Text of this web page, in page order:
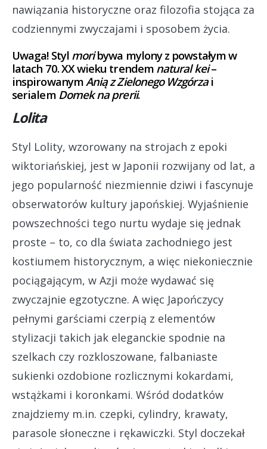
nawiązania historyczne oraz filozofia stojąca za
codziennymi zwyczajami i sposobem życia.
Uwaga! Styl moribywa mylony z powstałym w
latach 70. XX wieku trendem natural kei–
inspirowanymAnią z Zielonego Wzgórzai
serialem Domek na prerii.
Lolita
Styl Lolity, wzorowany na strojach z epoki
wiktoriańskiej, jest w Japonii rozwijany od lat, a
jego popularność niezmiennie dziwi i fascynuje
obserwatorów kultury japońskiej. Wyjaśnienie
powszechności tego nurtu wydaje się jednak
proste – to, co dla świata zachodniego jest
kostiumem historycznym, a więc niekoniecznie
pociągającym, w Azji może wydawać się
zwyczajnie egzotyczne. A więc Japończycy
pełnymi garściami czerpią z elementów
stylizacji takich jak eleganckie spodnie na
szelkach czy rozkloszowane, falbaniaste
sukienki ozdobione rozlicznymi kokardami,
wstążkami i koronkami. Wśród dodatków
znajdziemy m.in. czepki, cylindry, krawaty,
parasole słoneczne i rękawiczki. Styl doczekał